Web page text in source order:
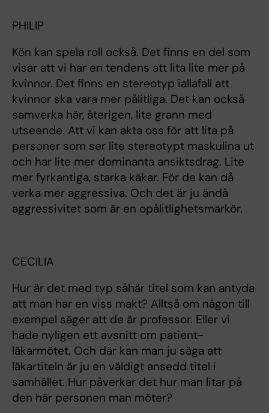
PHILIP
Kön kan spela roll också. Det finns en del som
visar att vi har en tendens att lita lite mer på
kvinnor. Det finns en stereotyp iallafall att
kvinnor ska vara mer pålitliga. Det kan också
samverka här, återigen, lite grann med
utseende. Att vi kan akta oss för att lita på
personer som ser lite stereotypt maskulina ut
och har lite mer dominanta ansiktsdrag. Lite
mer fyrkantiga, starka käkar. För de kan då
verka mer aggressiva. Och det är ju ändå
aggressivitet som är en opålitlighetsmarkör.
CECILIA
Hur är det med typ såhär titel som kan antyda
att man har en viss makt? Alltså om någon till
exempel säger att de är professor. Eller vi
hade nyligen ett avsnitt om patient-
läkarmötet. Och där kan man ju säga att
läkartiteln är ju en väldigt ansedd titel i
samhället. Hur påverkar det hur man litar på
den här personen man möter?